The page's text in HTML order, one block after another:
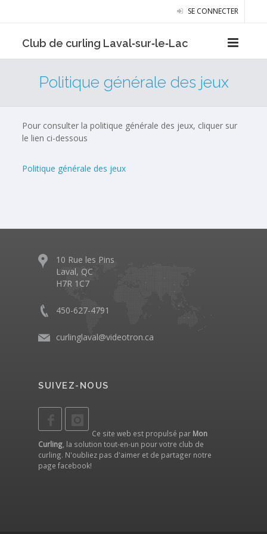
SE CONNECTER
Club de curling Laval‑sur‑le‑Lac
Politique générale des jeux
Pour consulter la politique générale des jeux, cliquer sur
le lien ci-dessous
Politique générale des jeux
10 Rue les Pins
Laval, QC
H7R 1C7
450-627-4791
curlinglaval@videotron.ca
SUIVEZ-NOUS
Ce site web est propulsé par Mon
Curling, la solution tout-en-un pour votre club de
curling. N'oubliez pas d'aimer et de partager notre
page facebook!